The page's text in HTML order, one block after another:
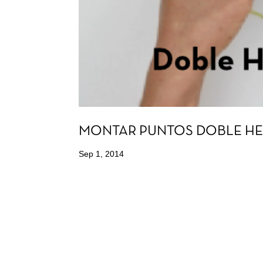
MONTAR PUNTOS DOBLE
Sep 1, 2014